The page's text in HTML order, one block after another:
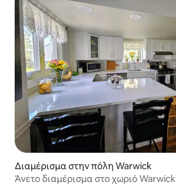
Διαμέρισμα στην πόλη Warwick
Άνετο διαμέρισμα στο χωριό Warwick